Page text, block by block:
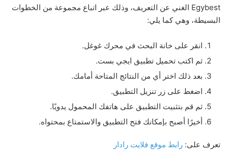
Egybest الغني عن التعريف، وذلك عبر اتباع مجموعة من الخطوات
البسيطة، وهي كما يلي:
انقر على خانة البحث في محرك غوغل.
ثم اكتب تحميل تطبيق ايجي بست.
بعد ذلك اختر أي من النتائج المتاحة أمامك.
اضغط على زر تنزيل التطبيق.
ثم قم بتثبيت التطبيق على هاتفك المحمول يدويًا.
أخيرًا أصبح بإمكانك فتح التطبيق والاستمتاع بمحتواه.
تعرف على: رابط موقع فلايت رادار